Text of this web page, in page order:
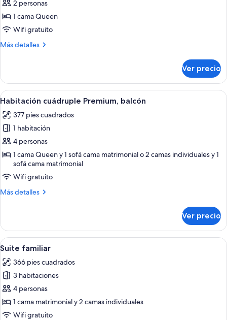
junior,
Terraza,
a
2 personas
1 cama Queen
Wifi gratuito
Más detalles
Más
junior,
Terraza,
vista
la
ciudad
Ver precio
Abrir
todas
las
fotos
de
Habitación
cuádruple
Premium,
balcón
Una habitación de hotel moderna
2
Habitación cuádruple Premium, balcón
377 pies cuadrados
1 habitación
4 personas
1 cama Queen y 1 sofá cama matrimonial o 2 camas individuales y 1
sofá cama matrimonial
Wifi gratuito
Más detalles
Más
cuádruple
Premium,
balcón
Ver precio
Abrir
todas
las
fotos
de
Suite
familiar
Una sala de estar moderna con un
5
Suite familiar
366 pies cuadrados
3 habitaciones
4 personas
1 cama matrimonial y 2 camas individuales
Wifi gratuito